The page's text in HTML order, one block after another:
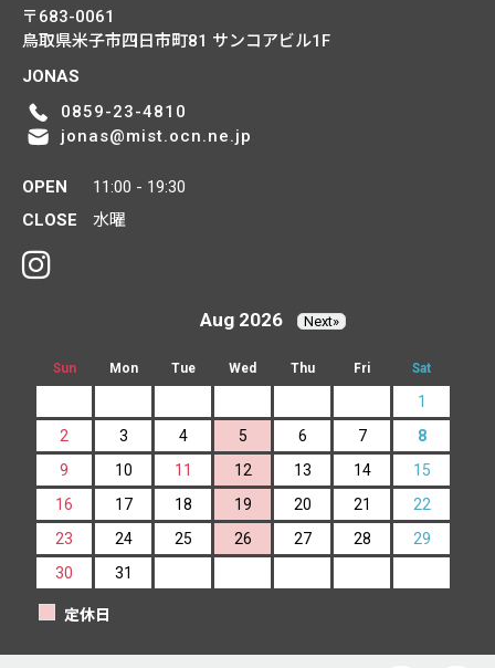
〒683-0061
鳥取県米子市四日市町81 サンコアビル1F
JONAS
0859-23-4810
jonas@mist.ocn.ne.jp
OPEN
11:00 - 19:30
CLOSE
水曜
Aug 2026 Next»
Sun Mon Tue Wed Thu Fri Sat
1
2
3 4 5 6 7
8
9
10 11 12 13 14
15
16
17 18 19 20 21
22
23
24 25 26 27 28
29
30
31
定休日